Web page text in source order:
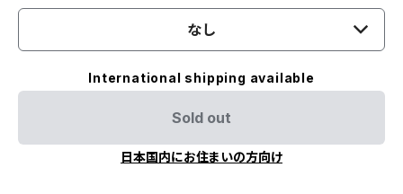
なし
International shipping available
Sold out
日本国内にお住まいの方向け